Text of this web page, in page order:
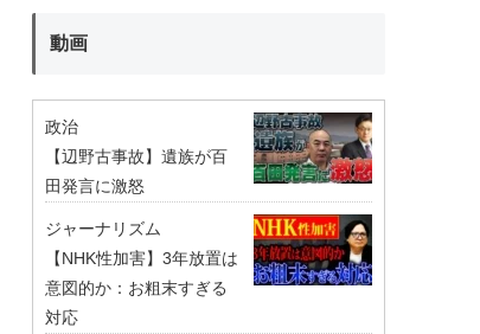
動画
政治
【辺野古事故】遺族が百
田発言に激怒
ジャーナリズム
【NHK性加害】3年放置は
意図的か：お粗末すぎる
対応